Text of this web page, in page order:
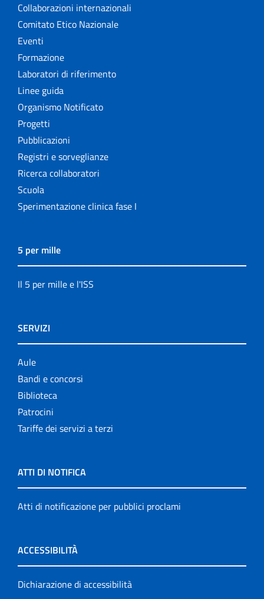
Collaborazioni internazionali
Comitato Etico Nazionale
Eventi
Formazione
Laboratori di riferimento
Linee guida
Organismo Notificato
Progetti
Pubblicazioni
Registri e sorveglianze
Ricerca collaboratori
Scuola
Sperimentazione clinica fase I
5 per mille
Il 5 per mille e l'ISS
SERVIZI
Aule
Bandi e concorsi
Biblioteca
Patrocini
Tariffe dei servizi a terzi
ATTI DI NOTIFICA
Atti di notificazione per pubblici proclami
ACCESSIBILITÀ
Dichiarazione di accessibilità